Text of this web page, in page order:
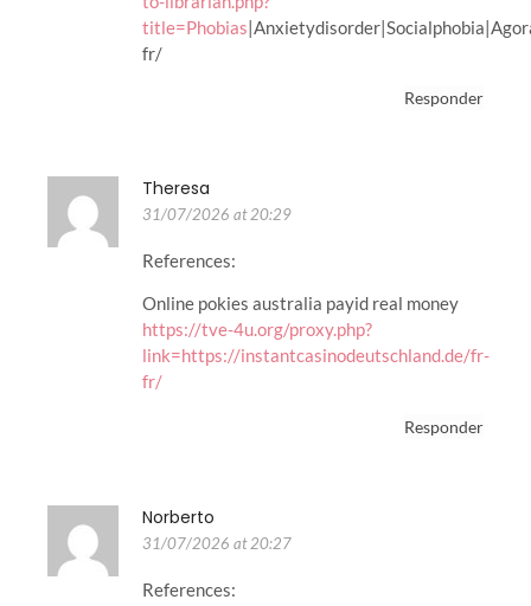
title=Phobias
fr/
Responder
Theresa
31/07/2026 at 20:29
References:
Online pokies australia payid real money
https://tve-4u.org/proxy.php?
link=https://instantcasinodeutschland.de/fr-
fr/
Responder
Norberto
31/07/2026 at 20:27
References: